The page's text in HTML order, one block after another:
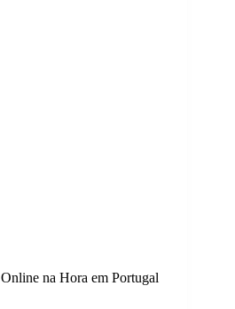
na Hora em Portugal